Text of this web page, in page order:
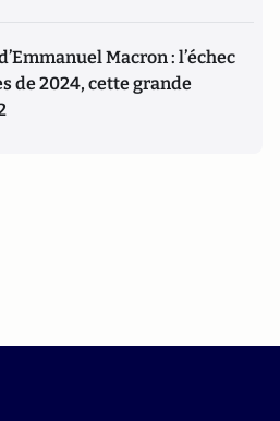
Macron : l’échec
de 2024, cette grande